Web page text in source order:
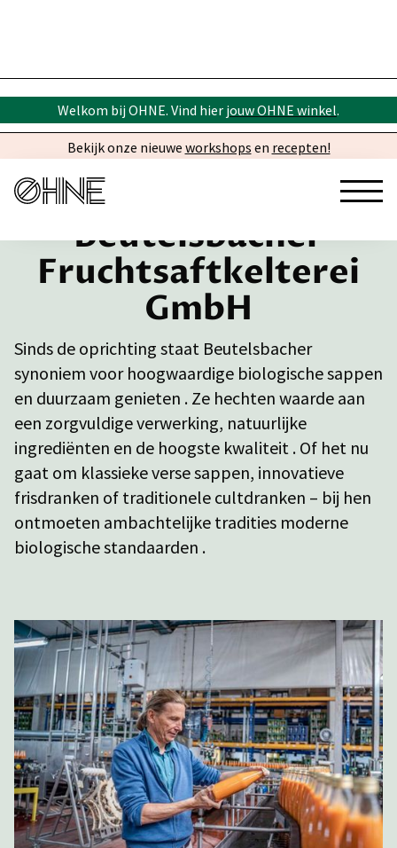
Welkom bij OHNE. Vind hier jouw OHNE winkel.
Bekijk onze nieuwe workshops en recepten!
Beutelsbacher
Fruchtsaftkelterei
GmbH
Sinds de oprichting staat Beutelsbacher
synoniem voor hoogwaardige biologische sappen
en duurzaam genieten . Ze hechten waarde aan
een zorgvuldige verwerking, natuurlijke
ingrediënten en de hoogste kwaliteit . Of het nu
gaat om klassieke verse sappen, innovatieve
frisdranken of traditionele cultdranken – bij hen
ontmoeten ambachtelijke tradities moderne
biologische standaarden .